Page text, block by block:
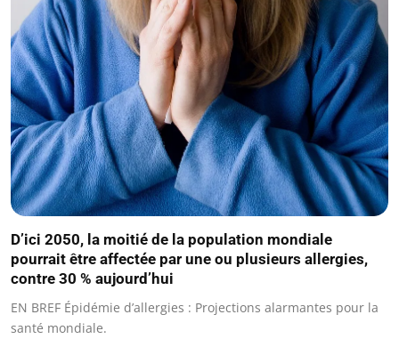
D’ici 2050, la moitié de la population mondiale
pourrait être affectée par une ou plusieurs allergies,
contre 30 % aujourd’hui
EN BREF Épidémie d’allergies : Projections alarmantes pour la
santé mondiale.